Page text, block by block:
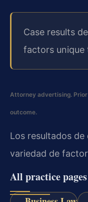
Case results
factors unique
Attorney advertising.
outcome.
Los resultados de
variedad de
All practice pages